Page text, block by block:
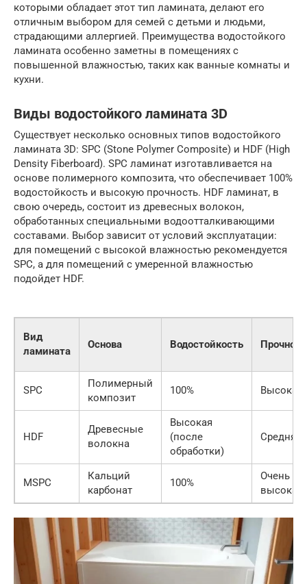
которыми обладает этот тип ламината, делают его
отличным выбором для семей с детьми и людьми,
страдающими аллергией. Преимущества водостойкого
ламината особенно заметны в помещениях с
повышенной влажностью, таких как ванные комнаты и
кухни.
Виды водостойкого ламината 3D
Существует несколько основных типов водостойкого
ламината 3D: SPC (Stone Polymer Composite) и HDF (High
Density Fiberboard). SPC ламинат изготавливается на
основе полимерного композита, что обеспечивает 100%
водостойкость и высокую прочность. HDF ламинат, в
свою очередь, состоит из древесных волокон,
обработанных специальными водоотталкивающими
составами. Выбор зависит от условий эксплуатации:
для помещений с высокой влажностью рекомендуется
SPC, а для помещений с умеренной влажностью
подойдет HDF.
Вид
ламината
Основа Водостойкость
SPC
Полимерный
композит
100% Высокая
HDF
Древесные
волокна
Высокая
(после
обработки)
Средняя
MSPC
Кальций
карбонат
100%
Очень
высокая